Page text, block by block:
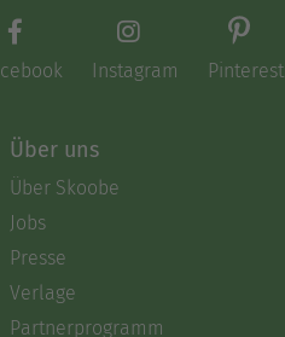
Instagram Pinterest
Über uns
Über Skoobe
Jobs
Presse
Verlage
Partnerprogramm